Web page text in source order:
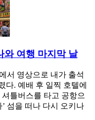
와 여행 마지막 날
서 영상으로 내가 출석
다. 예배 후 일찍 호텔에
틀버스를 타고 공항으
섬을 떠나 다시 오키나